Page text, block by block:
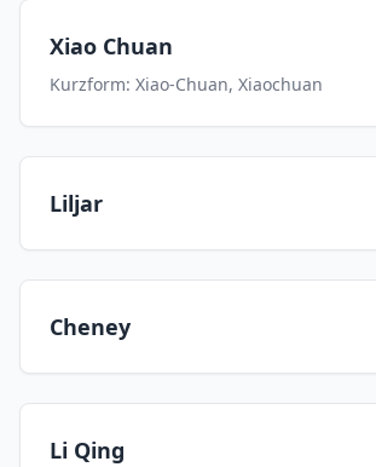
Xiao Chuan
Kurzform: Xiao-Chuan, Xiaochuan
Liljar
Cheney
Li Qing